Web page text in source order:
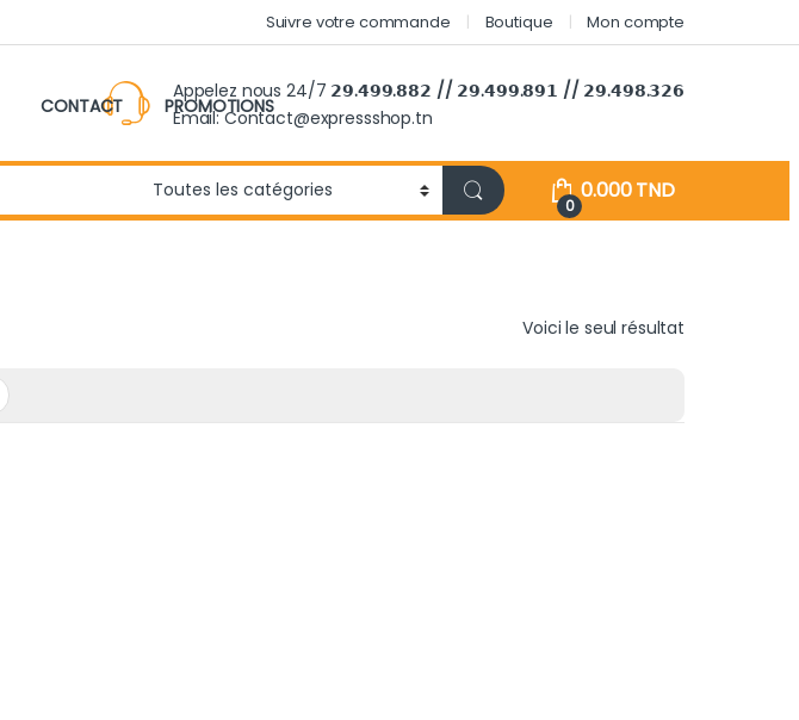
Suivre votre commande Boutique Mon compte
CONTACT PROMOTIONS
Appelez nous 24/7 𝟮𝟵.𝟰𝟵𝟵.𝟴𝟴𝟮 // 𝟮𝟵.𝟰𝟵𝟵.𝟴𝟵𝟭 // 𝟮𝟵.𝟰𝟵𝟴.𝟯𝟮𝟲
Email: Contact@expressshop.tn
0
0.000TND
Voici le seul résultat